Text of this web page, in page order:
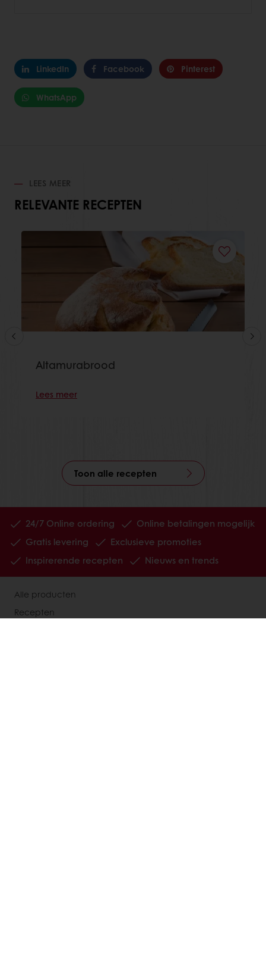
LinkedIn Facebook Pinterest
WhatsApp
LEES MEER
RELEVANTE RECEPTEN
Altamurabrood
Lees meer
Toon alle recepten
24/7 Online ordering
Online betalingen mogelijk
Gratis levering
Exclusieve promoties
Inspirerende recepten
Nieuws en trends
Alle producten
Recepten